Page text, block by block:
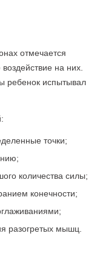
отмечается
на них.
ребенок испытывал
точки;
количества силы;
конечности;
разогретых мышц.